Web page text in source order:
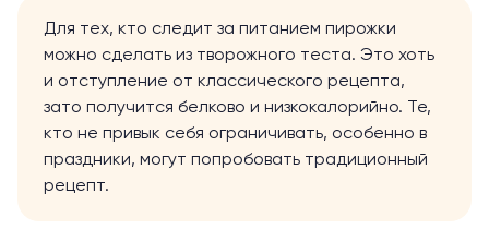
Для тех, кто следит за питанием пирожки
можно сделать из творожного теста. Это хоть
и отступление от классического рецепта,
зато получится белково и низкокалорийно. Те,
кто не привык себя ограничивать, особенно в
праздники, могут попробовать традиционный
рецепт.